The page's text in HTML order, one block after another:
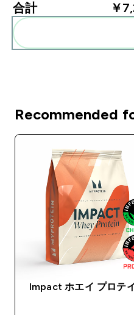
合計 ￥
Recommended
Impact ホエイ プロテ